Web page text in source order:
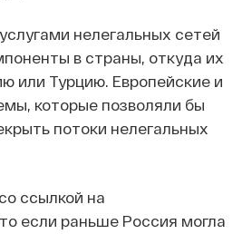
нелегальных сетей
в страны, откуда их
или Турцию. Европейские и
которые позволяли бы
потоки нелегальных
ссылкой на
если раньше Россия могла